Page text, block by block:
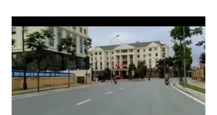
trực tuyến. Nếu thông tin trên chưa phù hợp, Quý khách vui
lòng xem thêm Nhà đất Bồ Đề 2015 tại đây:
http://www.nhadatlongbien.vn/p/nha-at-bo-e-thang-12-
2015.html Quý khách vui lòng xem video quay mặt hồ Bồ Đề
Tháng 11-2015 Quý khách vui lòng xem vị trí khu đất trên
bản đồ bên dưới: